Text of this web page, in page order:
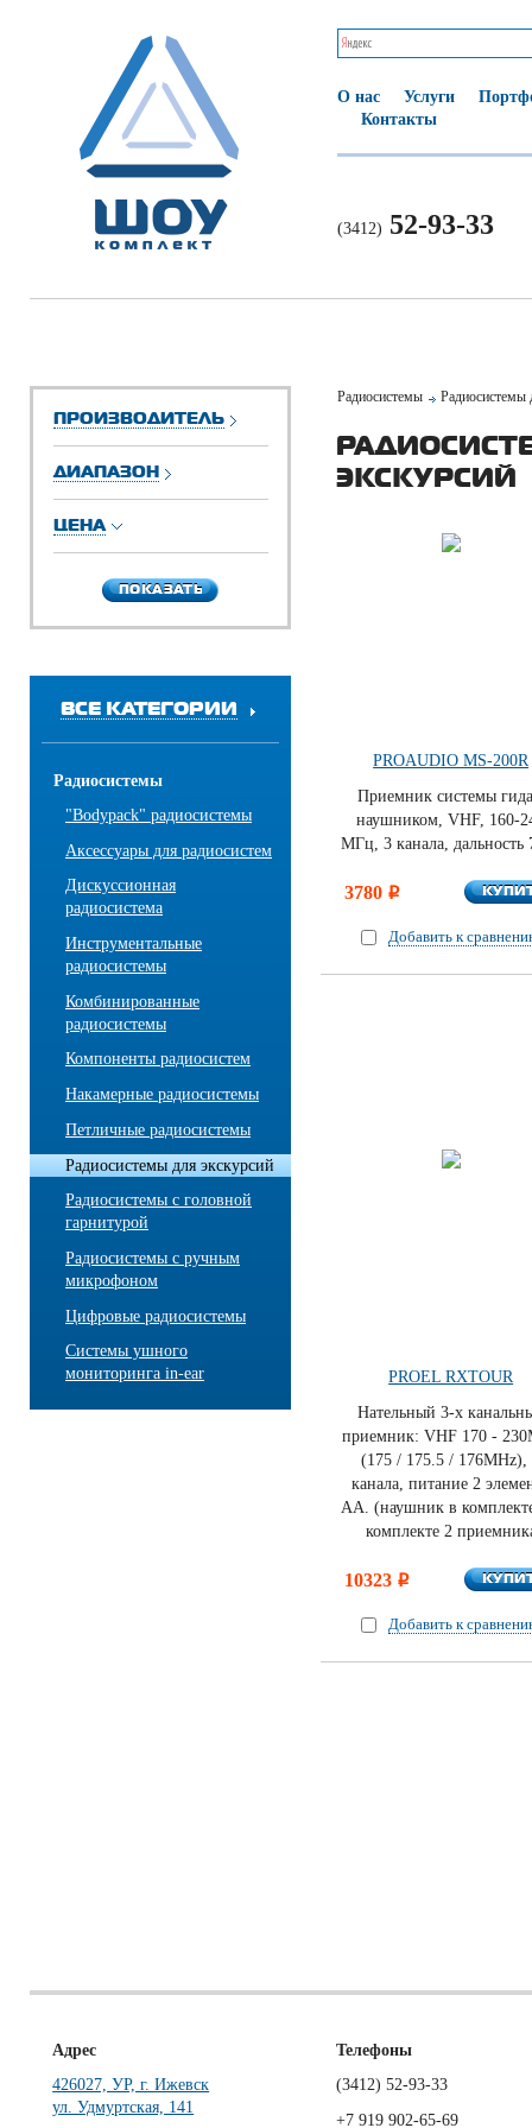
О нас Услуги
Контакты
(3412) 52-93-33
ПРОИЗВОДИТЕЛЬ
ДИАПАЗОН
ЦЕНА
ПОКАЗАТЬ
ПОКАЗАТЬ
ВСЕ КАТЕГОРИИ
Радиосистемы
"Bodypack" радиосистемы
Аксессуары для радиосистем
Дискуссионная
радиосистема
Инструментальные
радиосистемы
Комбинированные
радиосистемы
Компоненты радиосистем
Накамерные радиосистемы
Петличные радиосистемы
Радиосистемы для экскурсий
Радиосистемы с головной
гарнитурой
Радиосистемы с ручным
микрофоном
Цифровые радиосистемы
Системы ушного
мониторинга in-ear
Радиосистемы Радиосистемы
ЭКСКУРСИЙ
PROAUDIO MS-200R
Приемник системы
наушником, VHF, 160-
МГц, 3 канала, дальность
3780 i
Добавить к
PROEL RXTOUR
Нательный 3-х
приемник: VHF 170 -
(175 / 175.5 / 176MHz),
канала, питание 2
АА. (наушник в
комплекте 2
10323 i
Добавить к
Адрес
426027, УР, г. Ижевск
ул. Удмуртская, 141
Телефоны
(3412) 52-93-33
+7 919 902-65-69